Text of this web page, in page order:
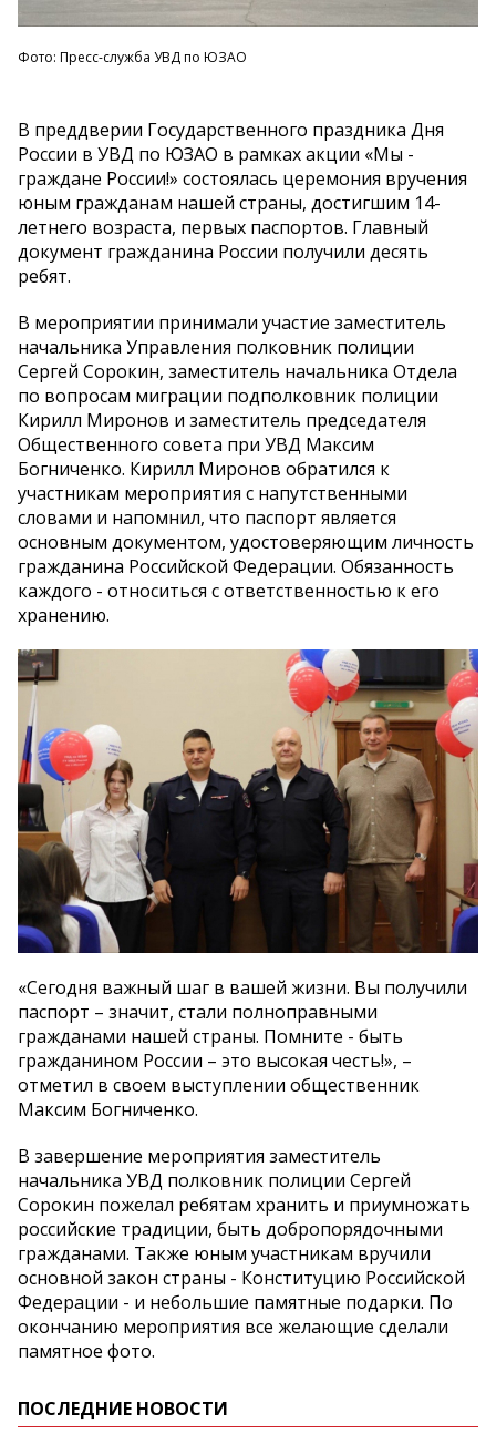
Фото: Пресс-служба УВД по ЮЗАО
В преддверии Государственного праздника Дня
России в УВД по ЮЗАО в рамках акции «Мы -
граждане России!» состоялась церемония вручения
юным гражданам нашей страны, достигшим 14-
летнего возраста, первых паспортов. Главный
документ гражданина России получили десять
ребят.
В мероприятии принимали участие заместитель
начальника Управления полковник полиции
Сергей Сорокин, заместитель начальника Отдела
по вопросам миграции подполковник полиции
Кирилл Миронов и заместитель председателя
Общественного совета при УВД Максим
Богниченко. Кирилл Миронов обратился к
участникам мероприятия с напутственными
словами и напомнил, что паспорт является
основным документом, удостоверяющим личность
гражданина Российской Федерации. Обязанность
каждого - относиться с ответственностью к его
хранению.
«Сегодня важный шаг в вашей жизни. Вы получили
паспорт – значит, стали полноправными
гражданами нашей страны. Помните - быть
гражданином России – это высокая честь!», –
отметил в своем выступлении общественник
Максим Богниченко.
В завершение мероприятия заместитель
начальника УВД полковник полиции Сергей
Сорокин пожелал ребятам хранить и приумножать
российские традиции, быть добропорядочными
гражданами. Также юным участникам вручили
основной закон страны - Конституцию Российской
Федерации - и небольшие памятные подарки. По
окончанию мероприятия все желающие сделали
памятное фото.
ПОСЛЕДНИЕ НОВОСТИ